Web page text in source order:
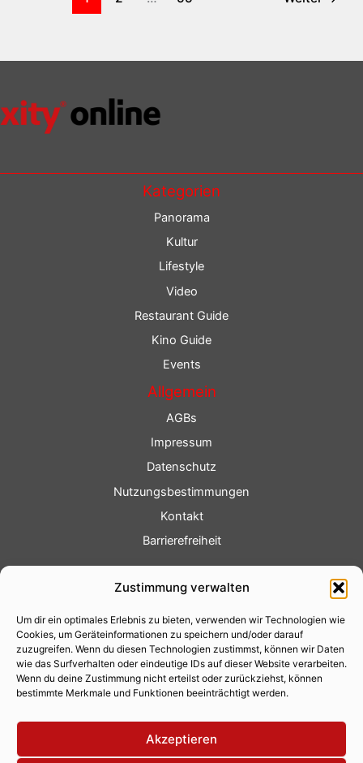
Zustimmung verwalten
Um dir ein optimales Erlebnis zu bieten, verwenden wir Technologien wie
Cookies, um Geräteinformationen zu speichern und/oder darauf
zuzugreifen. Wenn du diesen Technologien zustimmst, können wir Daten
wie das Surfverhalten oder eindeutige IDs auf dieser Website verarbeiten.
Wenn du deine Zustimmung nicht erteilst oder zurückziehst, können
bestimmte Merkmale und Funktionen beeinträchtigt werden.
Akzeptieren
Kategorien
Panorama
Kultur
Lifestyle
Video
Restaurant Guide
Kino Guide
Events
Allgemein
AGBs
Impressum
Datenschutz
Nutzungsbestimmungen
Kontakt
Barrierefreiheit
Fotoservice
Videoservice
Werbung
Contenterstellung
Lokalnachrichten
Lokalfernsehen
Eventkalender